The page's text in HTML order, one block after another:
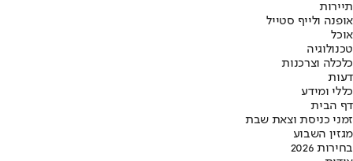
תיירות
אופנה ולייף סטייל
אוכל
טכנולוגיה
כלכלה וצרכנות
דעות
כללי ומידע
דף הבית
זמני כניסת וצאת שבת
מגזין השבוע
בחירות 2026